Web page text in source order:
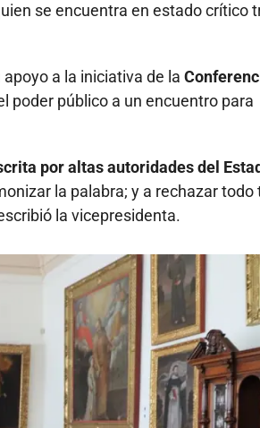
se encuentra en estado crítico
a la iniciativa de la
poder público a un encuentro para
por altas autoridades del
la palabra; y a rechazar todo
la vicepresidenta.